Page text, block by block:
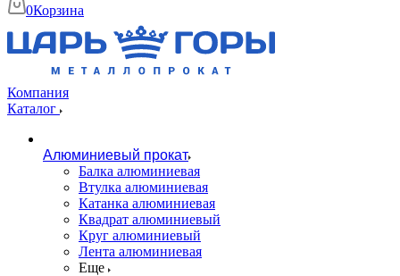
0Корзина
Компания
Каталог
Алюминиевый прокат
Балка алюминиевая
Втулка алюминиевая
Катанка алюминиевая
Квадрат алюминиевый
Круг алюминиевый
Лента алюминиевая
Еще